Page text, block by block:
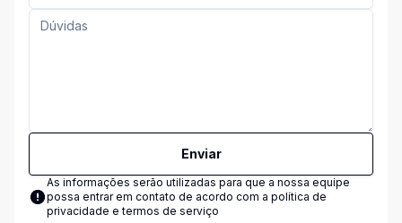
Enviar
As informações serão utilizadas para que a nossa equipe
possa entrar em contato de acordo com a política de
privacidade e termos de serviço